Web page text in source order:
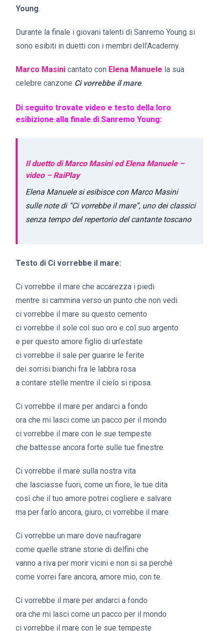
Young.
Durante la finale i giovani talenti di Sanremo Young si
sono esibiti in duetti con i membri dell’Academy.
Marco Masini cantato con Elena Manuele la sua
celebre canzone Ci vorrebbe il mare.
Di seguito trovate video e testo della loro
esibizione alla finale di Sanremo Young:
Il duetto di Marco Masini ed Elena Manuele –
video – RaiPlay
Elena Manuele si esibisce con Marco Masini
sulle note di “Ci vorrebbe il mare”, uno dei classici
senza tempo del repertorio del cantante toscano
Testo di Ci vorrebbe il mare:
Ci vorrebbe il mare che accarezza i piedi
mentre si cammina verso un punto che non vedi
ci vorrebbe il mare su questo cemento
ci vorrebbe il sole col suo oro e col suo argento
e per questo amore figlio di un’estate
ci vorrebbe il sale per guarire le ferite
dei sorrisi bianchi fra le labbra rosa
a contare stelle mentre il cielo si riposa.
Ci vorrebbe il mare per andarci a fondo
ora che mi lasci come un pacco per il mondo
ci vorrebbe il mare con le sue tempeste
che battesse ancora forte sulle tue finestre.
Ci vorrebbe il mare sulla nostra vita
che lasciasse fuori, come un fiore, le tue dita
così che il tuo amore potrei cogliere e salvare
ma per farlo ancora, giuro, ci vorrebbe il mare.
Ci vorrebbe un mare dove naufragare
come quelle strane storie di delfini che
vanno a riva per morir vicini e non si sa perché
come vorrei fare ancora, amore mio, con te.
Ci vorrebbe il mare per andarci a fondo
ora che mi lasci come un pacco per il mondo
ci vorrebbe il mare con le sue tempeste